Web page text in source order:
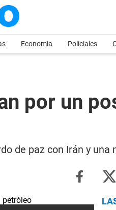
Economia Policiales
por un
de paz con Irán y